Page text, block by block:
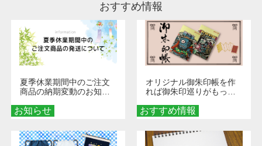
おすすめ情報
お知らせ
夏季休業期間中のご注文
商品の納期変動のお知ら
おすすめ情報
オリジナル御朱印帳を作
れば御朱印巡りがもっと
ダーメイドする魅力と選
び方